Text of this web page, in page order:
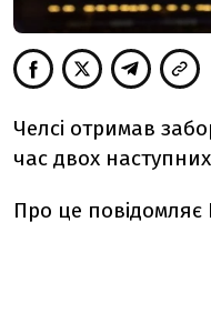
Челсі отримав
час двох
Про це повідомляє